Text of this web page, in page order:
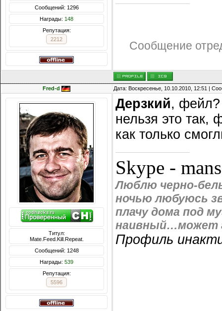
Сообщений: 1296
Награды: 148
Репутация:
2212
Сообщение
Fred-d Дата: Воскресенье, 10.10.2010, 12:51 |
Титул:
Mate.Feed.Kill.Repeat.
Сообщений: 1248
Награды: 539
Репутация:
5596
Дерзкий, фейл?
нельзя это так,
как только
Skype -
Люблю черно-
ночью любуюсь
плачу дома под
наивный…может
Профиль